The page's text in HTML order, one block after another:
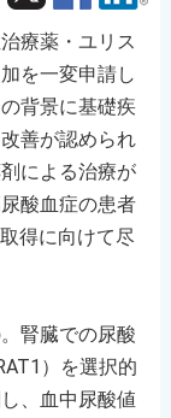
療薬・ユリス
を一変申請し
背景に基礎疾
善が認められ
による治療が
酸血症の患者
得に向けて尽
腎臓での尿酸
）を選択的
、血中尿酸値